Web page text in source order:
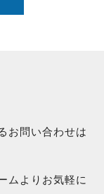
お問い合わせは
ムよりお気軽に